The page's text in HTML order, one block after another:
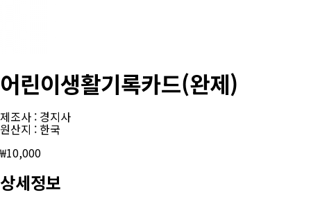
어린이생활기록카드(완제)
제조사 : 경지사
원산지 : 한국
₩10,000
상세정보